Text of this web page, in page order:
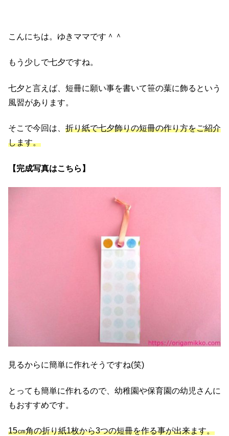
こんにちは。ゆきママです＾＾
もう少しで七夕ですね。
七夕と言えば、短冊に願い事を書いて笹の葉に飾るという
風習があります。
そこで今回は、 折り紙で七夕飾りの短冊の作り方をご紹介
します。
【完成写真はこちら】
見るからに簡単に作れそうですね(笑)
とっても簡単に作れるので、幼稚園や保育園の幼児さんに
もおすすめです。
15㎝角の折り紙1枚から3つの短冊を作る事が出来ます。